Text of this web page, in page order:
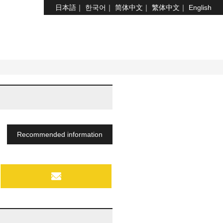
日本語 한국어 简体中文 繁体中文 English
Recommended information